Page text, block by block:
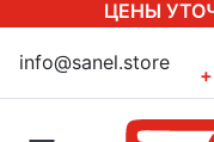
ЦЕНЫ
info@sanel.store